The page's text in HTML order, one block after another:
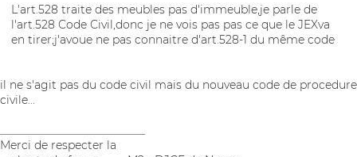
L'art.528 traite des meubles pas d'immeuble,je parle de
l'art.528 Code Civil,donc je ne vois pas pas ce que le JEXva
en tirer;j'avoue ne pas connaitre d'art.528-1 du même code
il ne s'agit pas du code civil mais du nouveau code de procedure
civile...
Merci de respecter la